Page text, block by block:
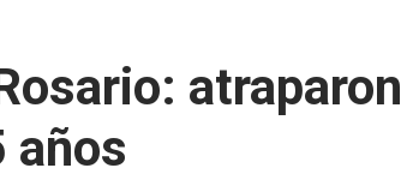
atraparon
años